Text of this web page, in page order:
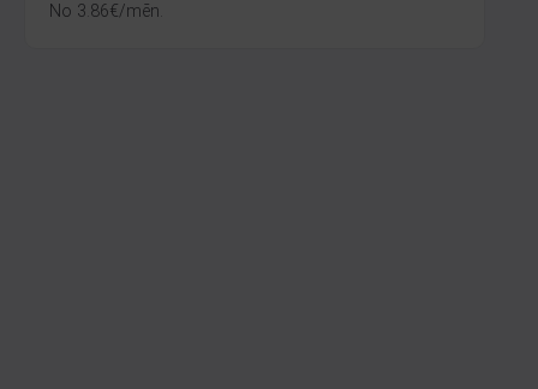
No 3.86€/mēn.